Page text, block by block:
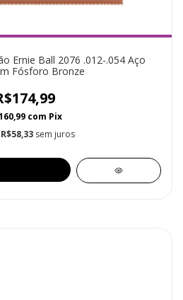
Ernie Ball 2076 .012-.054 Aço
Fósforo Bronze
com Pix
R$58,33 sem juros